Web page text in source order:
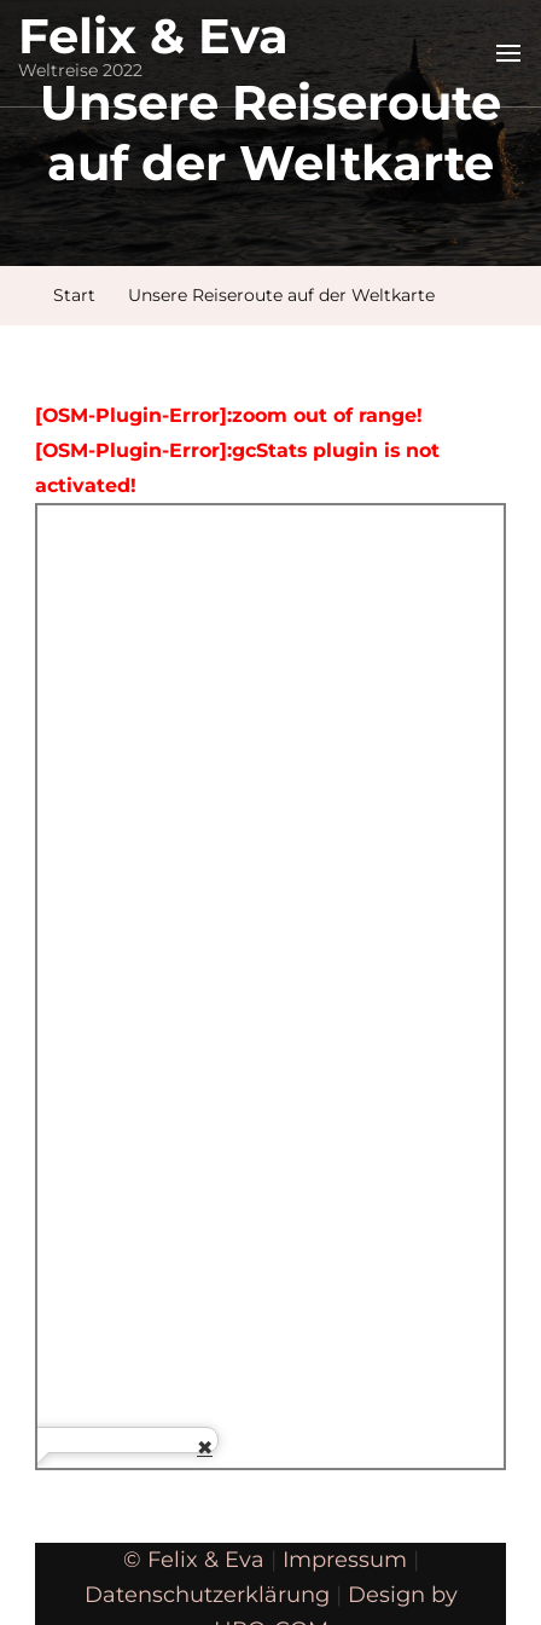
Felix & Eva
Weltreise 2022
Unsere Reiseroute
auf der Weltkarte
Start Unsere Reiseroute auf der Weltkarte
[OSM-Plugin-Error]:zoom out of range!
[OSM-Plugin-Error]:gcStats plugin is not
activated!
© Felix & Eva Impressum
Datenschutzerklärung
Design by